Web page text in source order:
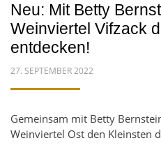
Neu: Mit Betty
Weinviertel Vifzack
entdecken!
POSTED
27. SEPTEMBER 2022
Gemeinsam mit Betty
Weinviertel Ost den Kleinsten